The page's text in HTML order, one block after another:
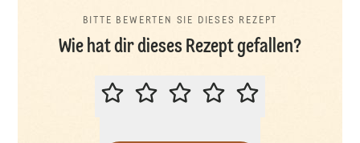
BITTE BEWERTEN SIE DIESES REZEPT
Wie hat dir dieses Rezept gefallen?
BITTE BEWERTEN SIE DIESES